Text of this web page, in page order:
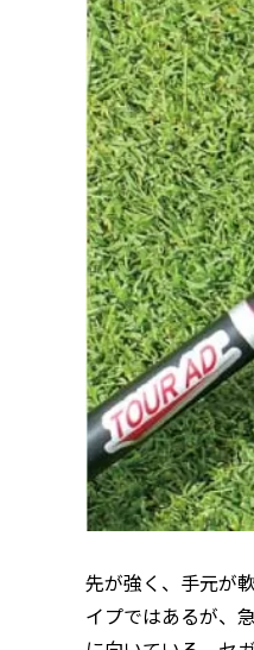
先が強く、手元が
イプではあるが、